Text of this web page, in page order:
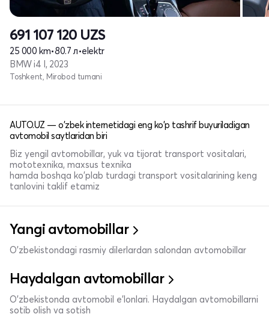
691 107 120 UZS
25 000 km•80.7 л•elektr
BMW i4 I, 2023
Toshkent, Mirobod tumani
AUTO.UZ — o'zbek internetidagi eng ko'p tashrif buyuriladigan
avtomobil saytlaridan biri
Biz yengil avtomobillar, yuk va tijorat transport vositalari,
mototexnika, maxsus texnika
hamda boshqa ko'plab turdagi transport vositalarining keng
tanlovini taklif etamiz
Yangi avtomobillar
O'zbekistondagi rasmiy dilerlardan salondan avtomobillar
Haydalgan avtomobillar
O'zbekistonda avtomobil e’lonlari. Haydalgan avtomobillarni
sotib olish va sotish